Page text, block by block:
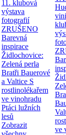
11. klubová
výstava
fotografií
ZRUŠENO
Barevná
inspirace
Židlochovice:
Zelená perla
Bratři Bauerové
a Valtice S
rostlinolékařem
ve vinohradu
Ptáci lužních
lesů
Zobrazit
ve